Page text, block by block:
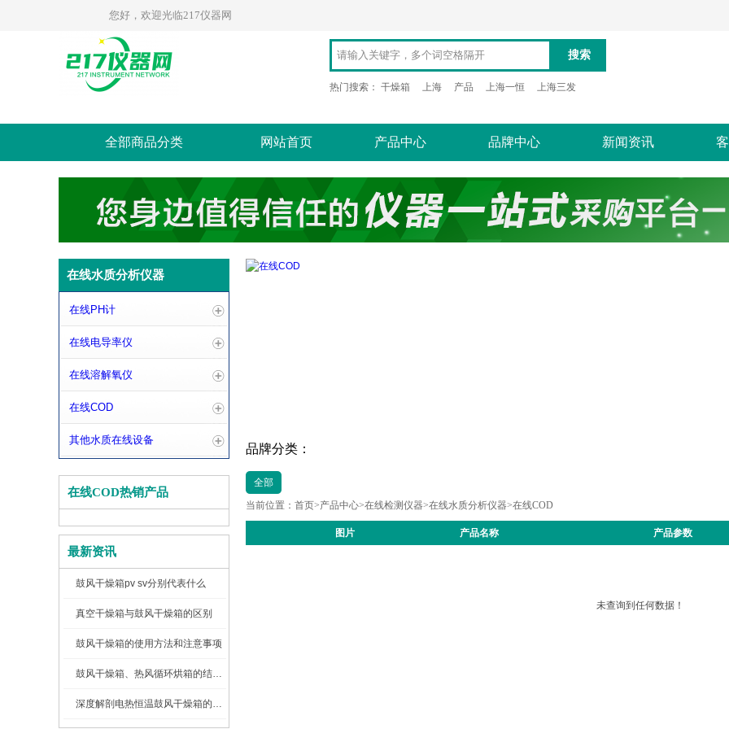
您好，欢迎光临217仪器网
搜索
热门搜索： 干燥箱 上海 产品 上海一恒 上海三发
全部商品分类 网站首页 产品中心 品牌中心 新闻资讯
在线水质分析仪器
在线PH计
在线电导率仪
在线溶解氧仪
在线COD
其他水质在线设备
在线COD热销产品
最新资讯
鼓风干燥箱pv sv分别代表什么
真空干燥箱与鼓风干燥箱的区别
鼓风干燥箱的使用方法和注意事项
鼓风干燥箱、热风循环烘箱的结构图及工作原理
深度解剖电热恒温鼓风干燥箱的内部结构
品牌分类：
全部
当前位置： 首页>产品中心>在线检测仪器>在线水质分析仪器>在线COD
图片 产品名称 产品参数
未查询到任何数据！